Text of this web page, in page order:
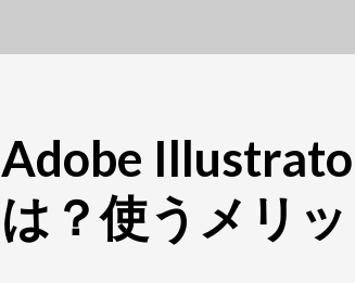
Adobe
は？使うメリッ